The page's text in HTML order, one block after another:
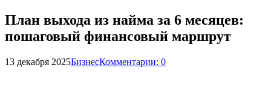
План выхода из найма за 6 месяцев:
пошаговый финансовый маршрут
13 декабря 2025БизнесКомментарии: 0